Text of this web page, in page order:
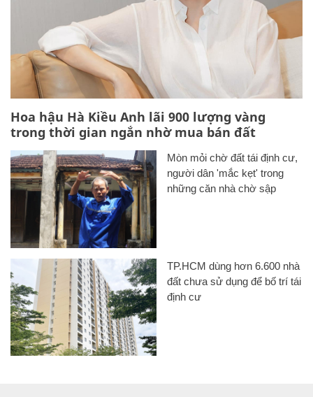
Hoa hậu Hà Kiều Anh lãi 900 lượng vàng
trong thời gian ngắn nhờ mua bán đất
Mòn mỏi chờ đất tái định cư,
người dân 'mắc kẹt' trong
những căn nhà chờ sập
TP.HCM dùng hơn 6.600 nhà
đất chưa sử dụng để bố trí tái
định cư